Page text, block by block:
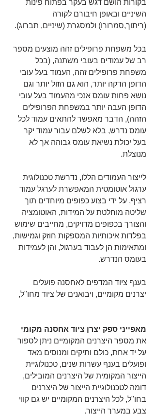
בקורות הושם דגש בעקר בפתוח פינות
השיניים ובאופן חיבורם לקורה
(ריתוך,סמרורו) ולמסגרת (שיניים, תברוג).
בכל משפחת פרופילים זהה מוצעים מספר
רב של עמודים בעובי משתנה, (בכל
משפחת פרופילים זהה, העמוד בעל עובי
הדופן הדקה יותר, הוא גם הזול יותר וגם
נושא פחות עומס אנכי מהעמוד בעל עובי
הדופן העבה יותר במשפחת הפרופילים
הזהה), הדבר מאפשר להתאים עמוד לכל
עומס נדרש, בלא לשלם עבור עמוד יקר
בעל יכולת נשיאת עומס גבוהה אך לא
מנוצלת.
לייצור העמודים הללו, נדרשת טכנולוגית
ערגול אוטומטית המאפשרת לערגל עמוד
רציף, על ידי בצוע כפופים מיוחדים תוך
שליטה מוחלטת על המידות, האוטומציה
והצורך בכפופים מדויקים, מחייבים שימוש
בפלדות איכותיות המספקות חוזק וגמישות,
ומתאימות הן לעבוד בערגול, והן לעמידות
בעומס הנדרש.
בענף ציוד המדפים לאחסנה פועלים
יצרנים מקומיים, ויבואנים של ציוד מחו"ל,
מאפייני ספק יצרן ציוד אחסנה מקומי
את מספר היצרנים המקומיים ניתן לספור
על יד אחת, כולם ותיקים ומנוסים מאד
ופועלים בענף עשרות שנים, טכנולוגיית
הייצור המקומית של היצרנים המובילים,
דומה לטכנולוגיית הייצור של היצרנים
בחו"ל, לכל היצרנים המקומיים יש גם קווי
צבע במערך הייצור.